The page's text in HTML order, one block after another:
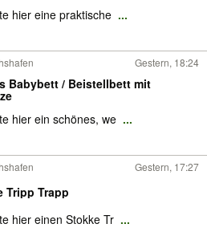
hier eine praktische ...
Gestern, 18:24
Babybett / Beistellbett mit
hier ein schönes, we ...
Gestern, 17:27
Tripp Trapp
hier einen Stokke Tr ...